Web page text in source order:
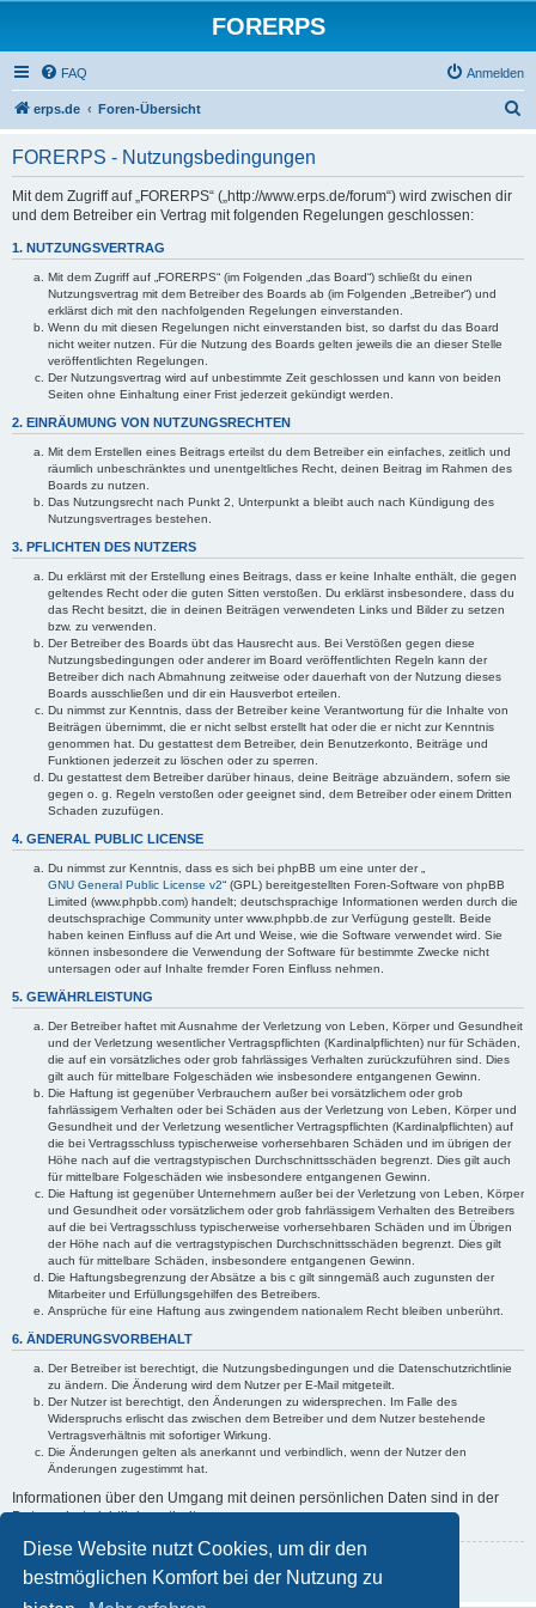
Diese Website nutzt Cookies, um dir den
bestmöglichen Komfort bei der Nutzung zu
FORERPS
FAQ Anmelden
erps.de Foren-Übersicht
FORERPS - Nutzungsbedingungen
Mit dem Zugriff auf „FORERPS“ („http://www.erps.de/forum“) wird zwischen dir
und dem Betreiber ein Vertrag mit folgenden Regelungen geschlossen:
1. NUTZUNGSVERTRAG
Mit dem Zugriff auf „FORERPS“ (im Folgenden „das Board“) schließt du einen
Nutzungsvertrag mit dem Betreiber des Boards ab (im Folgenden „Betreiber“) und
erklärst dich mit den nachfolgenden Regelungen einverstanden.
Wenn du mit diesen Regelungen nicht einverstanden bist, so darfst du das Board
nicht weiter nutzen. Für die Nutzung des Boards gelten jeweils die an dieser Stelle
veröffentlichten Regelungen.
Der Nutzungsvertrag wird auf unbestimmte Zeit geschlossen und kann von beiden
Seiten ohne Einhaltung einer Frist jederzeit gekündigt werden.
2. EINRÄUMUNG VON NUTZUNGSRECHTEN
Mit dem Erstellen eines Beitrags erteilst du dem Betreiber ein einfaches, zeitlich und
räumlich unbeschränktes und unentgeltliches Recht, deinen Beitrag im Rahmen des
Boards zu nutzen.
Das Nutzungsrecht nach Punkt 2, Unterpunkt a bleibt auch nach Kündigung des
Nutzungsvertrages bestehen.
3. PFLICHTEN DES NUTZERS
Du erklärst mit der Erstellung eines Beitrags, dass er keine Inhalte enthält, die gegen
geltendes Recht oder die guten Sitten verstoßen. Du erklärst insbesondere, dass du
das Recht besitzt, die in deinen Beiträgen verwendeten Links und Bilder zu setzen
bzw. zu verwenden.
Der Betreiber des Boards übt das Hausrecht aus. Bei Verstößen gegen diese
Nutzungsbedingungen oder anderer im Board veröffentlichten Regeln kann der
Betreiber dich nach Abmahnung zeitweise oder dauerhaft von der Nutzung dieses
Boards ausschließen und dir ein Hausverbot erteilen.
Du nimmst zur Kenntnis, dass der Betreiber keine Verantwortung für die Inhalte von
Beiträgen übernimmt, die er nicht selbst erstellt hat oder die er nicht zur Kenntnis
genommen hat. Du gestattest dem Betreiber, dein Benutzerkonto, Beiträge und
Funktionen jederzeit zu löschen oder zu sperren.
Du gestattest dem Betreiber darüber hinaus, deine Beiträge abzuändern, sofern sie
gegen o. g. Regeln verstoßen oder geeignet sind, dem Betreiber oder einem Dritten
Schaden zuzufügen.
4. GENERAL PUBLIC LICENSE
Du nimmst zur Kenntnis, dass es sich bei phpBB um eine unter der „
GNU General Public License v2“ (GPL) bereitgestellten Foren-Software von phpBB
Limited (www.phpbb.com) handelt; deutschsprachige Informationen werden durch die
deutschsprachige Community unter www.phpbb.de zur Verfügung gestellt. Beide
haben keinen Einfluss auf die Art und Weise, wie die Software verwendet wird. Sie
können insbesondere die Verwendung der Software für bestimmte Zwecke nicht
untersagen oder auf Inhalte fremder Foren Einfluss nehmen.
5. GEWÄHRLEISTUNG
Der Betreiber haftet mit Ausnahme der Verletzung von Leben, Körper und Gesundheit
und der Verletzung wesentlicher Vertragspflichten (Kardinalpflichten) nur für Schäden,
die auf ein vorsätzliches oder grob fahrlässiges Verhalten zurückzuführen sind. Dies
gilt auch für mittelbare Folgeschäden wie insbesondere entgangenen Gewinn.
Die Haftung ist gegenüber Verbrauchern außer bei vorsätzlichem oder grob
fahrlässigem Verhalten oder bei Schäden aus der Verletzung von Leben, Körper und
Gesundheit und der Verletzung wesentlicher Vertragspflichten (Kardinalpflichten) auf
die bei Vertragsschluss typischerweise vorhersehbaren Schäden und im übrigen der
Höhe nach auf die vertragstypischen Durchschnittsschäden begrenzt. Dies gilt auch
für mittelbare Folgeschäden wie insbesondere entgangenen Gewinn.
Die Haftung ist gegenüber Unternehmern außer bei der Verletzung von Leben, Körper
und Gesundheit oder vorsätzlichem oder grob fahrlässigem Verhalten des Betreibers
auf die bei Vertragsschluss typischerweise vorhersehbaren Schäden und im Übrigen
der Höhe nach auf die vertragstypischen Durchschnittsschäden begrenzt. Dies gilt
auch für mittelbare Schäden, insbesondere entgangenen Gewinn.
Die Haftungsbegrenzung der Absätze a bis c gilt sinngemäß auch zugunsten der
Mitarbeiter und Erfüllungsgehilfen des Betreibers.
Ansprüche für eine Haftung aus zwingendem nationalem Recht bleiben unberührt.
6. ÄNDERUNGSVORBEHALT
Der Betreiber ist berechtigt, die Nutzungsbedingungen und die Datenschutzrichtlinie
zu ändern. Die Änderung wird dem Nutzer per E-Mail mitgeteilt.
Der Nutzer ist berechtigt, den Änderungen zu widersprechen. Im Falle des
Widerspruchs erlischt das zwischen dem Betreiber und dem Nutzer bestehende
Vertragsverhältnis mit sofortiger Wirkung.
Die Änderungen gelten als anerkannt und verbindlich, wenn der Nutzer den
Änderungen zugestimmt hat.
Informationen über den Umgang mit deinen persönlichen Daten sind in der
Datenschutzrichtlinie enthalten.
Zurück zur vorherigen Seite